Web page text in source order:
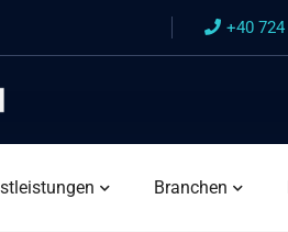
+40
Branchen